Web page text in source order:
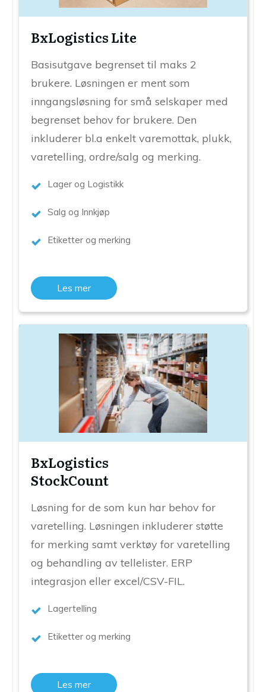
BxLogistics Lite
Basisutgave begrenset til maks 2
brukere. Løsningen er ment som
inngangsløsning for små selskaper med
begrenset behov for brukere. Den
inkluderer bl.a enkelt varemottak, plukk,
varetelling, ordre/salg og merking.
Lager og Logistikk
Salg og Innkjøp
Etiketter og merking
Les mer
BxLogistics
StockCount
Løsning for de som kun har behov for
varetelling. Løsningen inkluderer støtte
for merking samt verktøy for varetelling
og behandling av tellelister. ERP
integrasjon eller excel/CSV-FIL.
Lagertelling
Etiketter og merking
Les mer